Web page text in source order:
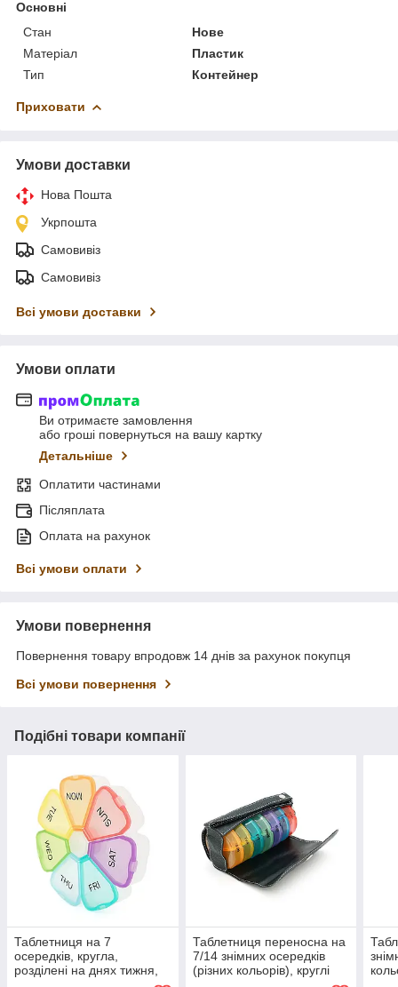
Основні
Стан
Нове
Матеріал
Пластик
Тип
Контейнер
Приховати
Умови доставки
Нова Пошта
Укрпошта
Самовивіз
Самовивіз
Всі умови доставки
Умови оплати
Ви отримаєте замовлення
або гроші повернуться на вашу картку
Детальніше
Оплатити частинами
Післяплата
Оплата на рахунок
Всі умови оплати
Умови повернення
Повернення товару впродовж 14 днів за рахунок покупця
Всі умови повернення
Подібні товари компанії
Таблетниця на 7
осередків, кругла,
розділені на днях тижня,
Таблетниця переносна на
7/14 знімних осередків
(різних кольорів), круглі